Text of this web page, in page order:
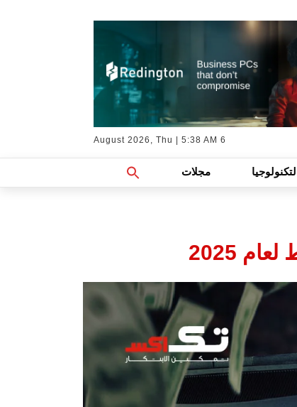
6 August 2026, Thu | 5:38 AM
مجلات
Search
For:
Search Button